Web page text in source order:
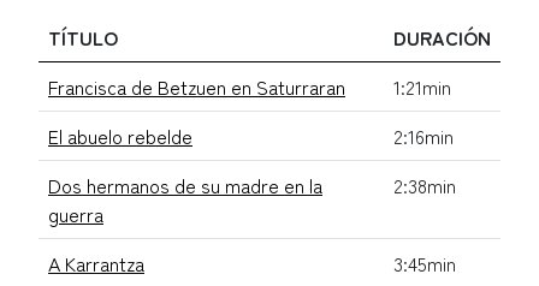
TÍTULO
DURACIÓN
Francisca de Betzuen en Saturraran
1:21min
El abuelo rebelde
2:16min
Dos hermanos de su madre en la
guerra
2:38min
A Karrantza
3:45min